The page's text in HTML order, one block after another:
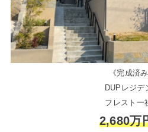
《完成済み
DUPレジデ
フレスト一
2,680万